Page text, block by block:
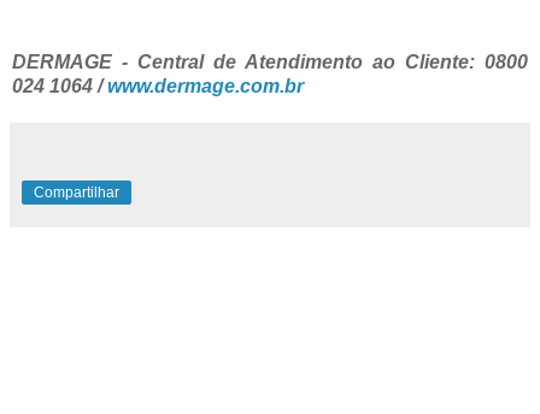
DERMAGE - Central de Atendimento ao Cliente: 0800
024 1064 /www.dermage.com.br
Compartilhar